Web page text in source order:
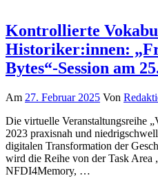
Kontrollierte
Historiker:innen:
Bytes“-Session am
Am 27. Februar 2025 Von
Die virtuelle Veranstaltungsreihe
2023 praxisnah und
digitalen Transformation der
wird die Reihe von der Task Area
NFDI4Memory, …